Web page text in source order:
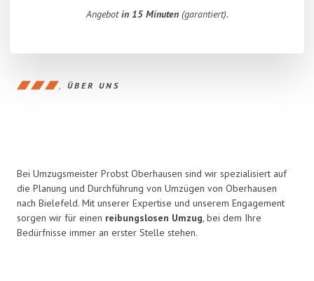
Angebotin 15 Minuten(garantiert).
ÜBER UNS
Bei Umzugsmeister Probst Oberhausen sind wir spezialisiert auf
die Planung und Durchführung von Umzügen von Oberhausen
nach Bielefeld. Mit unserer Expertise und unserem Engagement
sorgen wir für einen reibungslosen Umzug, bei dem Ihre
Bedürfnisse immer an erster Stelle stehen.